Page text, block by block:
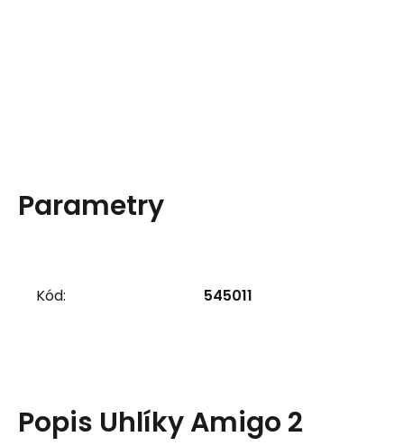
Parametry
Kód: 545011
Popis Uhlíky Amigo 2